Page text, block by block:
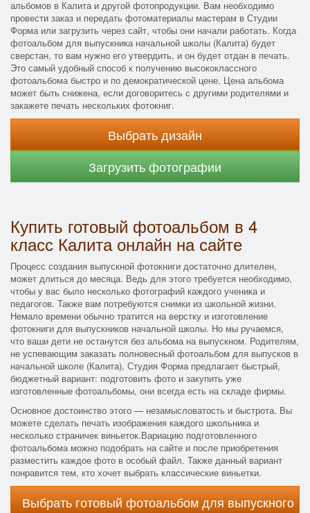
альбомов в Калита и другой фотопродукции. Вам необходимо
провести заказ и передать фотоматериалы мастерам в Студии
Форма или загрузить через сайт, чтобы они начали работать. Когда
фотоальбом для выпускника начальной школы (Калита) будет
сверстан, то вам нужно его утвердить, и он будет отдан в печать.
Это самый удобный способ к получению высококлассного
фотоальбома быстро и по демократической цене. Цена альбома
может быть снижена, если договоритесь с другими родителями и
закажете печать нескольких фотокниг.
Выбрать дизайн
Загрузить фотографии
Купить готовый фотоальбом в 4
класс Калита онлайн на сайте
Процесс создания выпускной фотокниги достаточно длителен,
может длиться до месяца. Ведь для этого требуется необходимо,
чтобы у вас было несколько фотографий каждого ученика и
педагогов. Также вам потребуются снимки из школьной жизни.
Немало времени обычно тратится на верстку и изготовление
фотокниги для выпускников начальной школы. Но мы ручаемся,
что ваши дети не останутся без альбома на выпускном. Родителям,
не успевающим заказать полновесный фотоальбом для выпусков в
начальной школе (Калита), Студия Форма предлагает быстрый,
бюджетный вариант: подготовить фото и закупить уже
изготовленные фотоальбомы, они всегда есть на складе фирмы.
Основное достоинство этого — незамысловатость и быстрота. Вы
можете сделать печать изображения каждого школьника и
несколько страничек виньеток.Вариацию подготовленного
фотоальбома можно подобрать на сайте и после приобретения
разместить каждое фото в особый файл. Также данный вариант
понравится тем, кто хочет выбрать классические виньетки.
Выбрать готовый фотоальбом для выпускного